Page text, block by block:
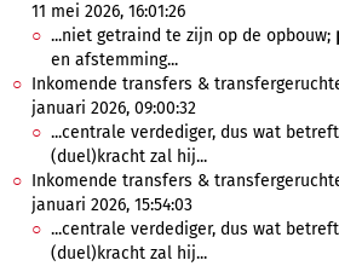
11 mei 2026, 16:01:26
...niet getraind te zijn op de opbouw;
en afstemming...
Inkomende transfers &
januari 2026, 09:00:32
...centrale verdediger, dus wat betreft
(duel)kracht zal hij...
Inkomende transfers &
januari 2026, 15:54:03
...centrale verdediger, dus wat betreft
(duel)kracht zal hij...